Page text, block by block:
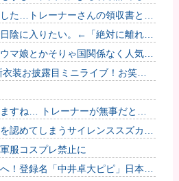
です」
た…トレーナーさんの領収書と給
陰に入りたい。←「絶対に離れた
マ娘とかそりゃ国関係なく人気出
装お披露目ミニライブ！お笑い
するトワ様
すね… トレーナーが無事だとい
認めてしまうサイレンススズカ定
服コスプレ禁止に
！登録名「中井卓大ピピ」日本初